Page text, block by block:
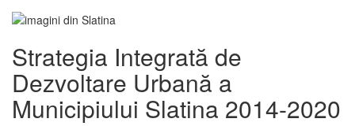
Strategia Integrată de
Dezvoltare Urbană a
Municipiului Slatina 2014-2020